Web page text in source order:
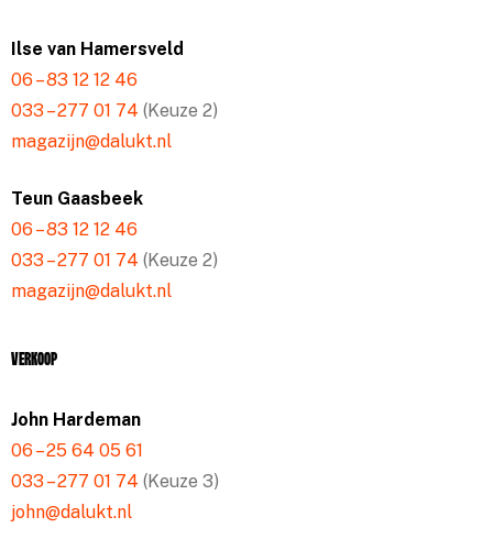
Ilse van Hamersveld
06 – 83 12 12 46
033 – 277 01 74 (Keuze 2)
magazijn@dalukt.nl
Teun Gaasbeek
06 – 83 12 12 46
033 – 277 01 74 (Keuze 2)
magazijn@dalukt.nl
Verkoop
John Hardeman
06 – 25 64 05 61
033 – 277 01 74 (Keuze 3)
john@dalukt.nl